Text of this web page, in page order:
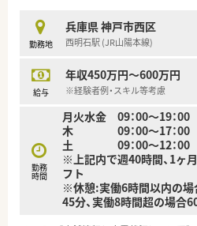
■患者様やクリニックのスタッ
を取り、信頼関係を築ける方が評
■常時複数人体制のため、他の
【やりがい/おすすめポイント】
としての知識と経験が深まります
■駅前のクリニックモールとい
様の健康に貢献できるやりがい
■新しく改装された綺麗な店舗
組める点も大きな魅力の一つです
勤務地
兵庫県 神戸市西区
西明石駅 (JR山陽本線)
給与
年収450万円～600万円
※経験者例・スキル等考慮
勤務
時間
月火水金 09：00～19：00
木 09：00～17：00
土 09：00～12：00
※上記内で週40時間、1ヶ
フト
※休憩:実働6時間以内の場
45分、実働8時間超の場合